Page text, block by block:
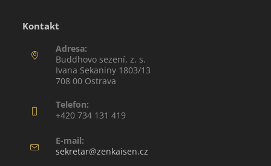
Kontakt
Adresa:
Buddhovo sezení, z. s.
Ivana Sekaniny 1803/13
708 00 Ostrava
Telefon:
+420 734 131 419
E-mail:
sekretar@zenkaisen.cz